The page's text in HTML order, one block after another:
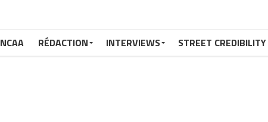
NCAA RÉDACTION INTERVIEWS STREET CREDIBILITY